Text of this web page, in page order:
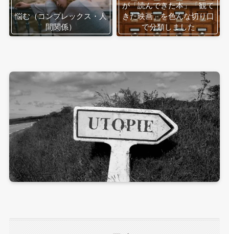
悩む（コンプレックス・人
間関係）
が「読んできた本」「観て
きた映画」を色んな切り口
で分類しました